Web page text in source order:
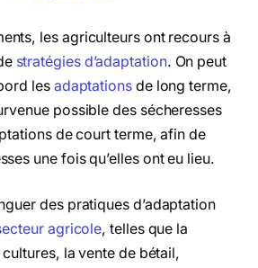
les agriculteurs ont recours à
stratégies d’adaptation. On peut
les adaptationsde long terme,
possible des sécheresses
de court terme, afin de
une fois qu’elles ont eu lieu.
des pratiques d’adaptation
agricole, telles que la
la vente de bétail,